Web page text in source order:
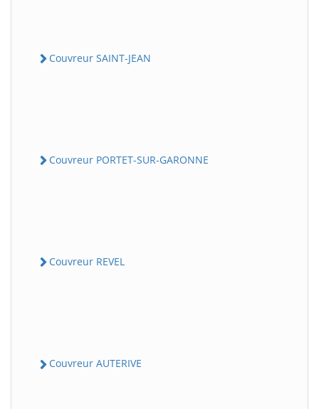
Couvreur SAINT-JEAN
Couvreur PORTET-SUR-GARONNE
Couvreur REVEL
Couvreur AUTERIVE